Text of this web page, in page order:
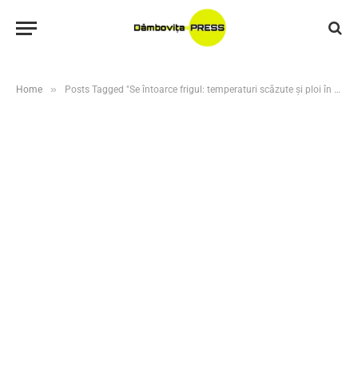
Home » Posts Tagged "Se întoarce frigul: temperaturi scăzute și ploi în toată țara"